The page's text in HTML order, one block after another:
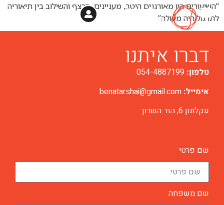
“השיעורים היו מאורגנים היטב, מעניינים, הרצף והשילוב בין תיאוריה
לתרגול היה מעולה”
דברו איתנו
טלפון: 054-4887199
אימייל: benatarshai@gmail.com
עקלתון 6, הוד השרון
שם פרטי
שם משפחה